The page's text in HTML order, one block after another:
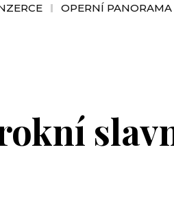
OPERNÍ PANORAMA